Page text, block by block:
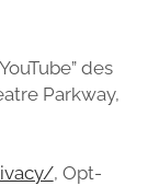
des
Parkway,
, Opt-